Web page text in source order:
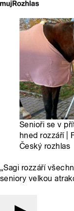
Senioři se v
hned rozzáří |
Český rozhlas
„Sagi rozzáří
seniory velkou